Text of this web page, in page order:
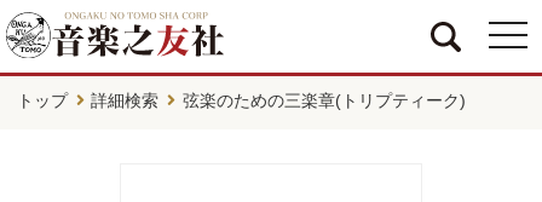
トップ 詳細検索 弦楽のための三楽章(トリプティーク)